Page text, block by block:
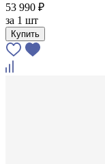
53 990 ₽
за 1 шт
Купить